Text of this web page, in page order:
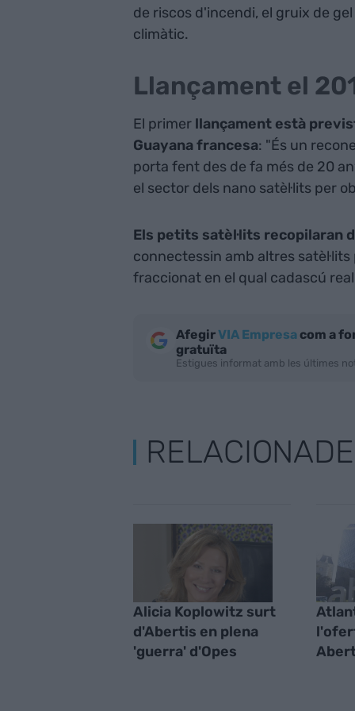
de riscos d'incendi, el gruix de
climàtic.
Llançament el
El primer llançament està
Guayana francesa: "És un
porta fent des de fa més de 20
el sector dels nano satèl·lits per
Els petits satèl·lits recopilaran
connectessin amb altres
fraccionat en el qual cadascú
AfegirVIA Empresacom a
gratuïta
Estigues informat amb les últimes
Alicia Koplowitz surt
d'Abertis en plena
'guerra' d'Opes